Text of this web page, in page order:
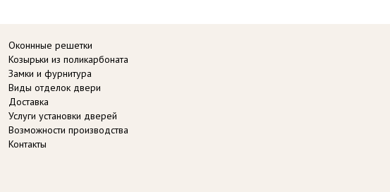
Оконнные решетки
Козырьки из поликарбоната
Замки и фурнитура
Виды отделок двери
Доставка
Услуги установки дверей
Возможности производства
Контакты